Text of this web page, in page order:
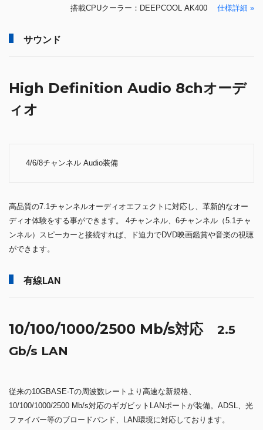
搭載CPUクーラー：DEEPCOOL AK400 仕様詳細 »
サウンド
High Definition Audio 8chオーデ
ィオ
4/6/8チャンネル Audio装備
高品質の7.1チャンネルオーディオエフェクトに対応し、革新的なオー
ディオ体験をする事ができます。 4チャンネル、6チャンネル（5.1チャ
ンネル）スピーカーと接続すれば、ド迫力でDVD映画鑑賞や音楽の視聴
ができます。
有線LAN
10/100/1000/2500 Mb/s対応 2.5
Gb/s LAN
従来の10GBASE-Tの周波数レートより高速な新規格、
10/100/1000/2500 Mb/s対応のギガビットLANポートが装備。ADSL、光
ファイバー等のブロードバンド、LAN環境に対応しております。